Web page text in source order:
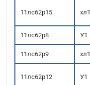
11лс62р15 хл1
11лс62р8 У1
11лс62р9 хл1
11лс62р12 У1